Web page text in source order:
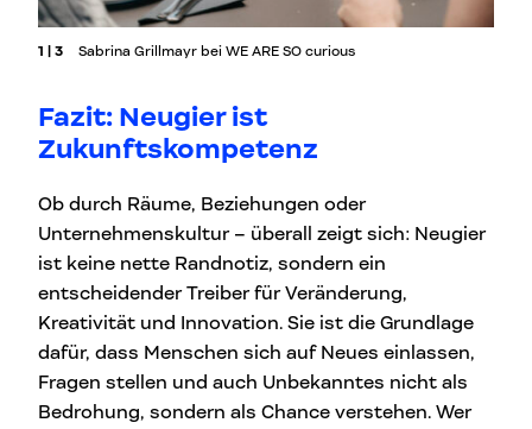
1 | 3 Sabrina Grillmayr bei WE ARE SO curious
Fazit: Neugier ist
Zukunftskompetenz
Ob durch Räume, Beziehungen oder
Unternehmenskultur – überall zeigt sich: Neugier
ist keine nette Randnotiz, sondern ein
entscheidender Treiber für Veränderung,
Kreativität und Innovation. Sie ist die Grundlage
dafür, dass Menschen sich auf Neues einlassen,
Fragen stellen und auch Unbekanntes nicht als
Bedrohung, sondern als Chance verstehen. Wer